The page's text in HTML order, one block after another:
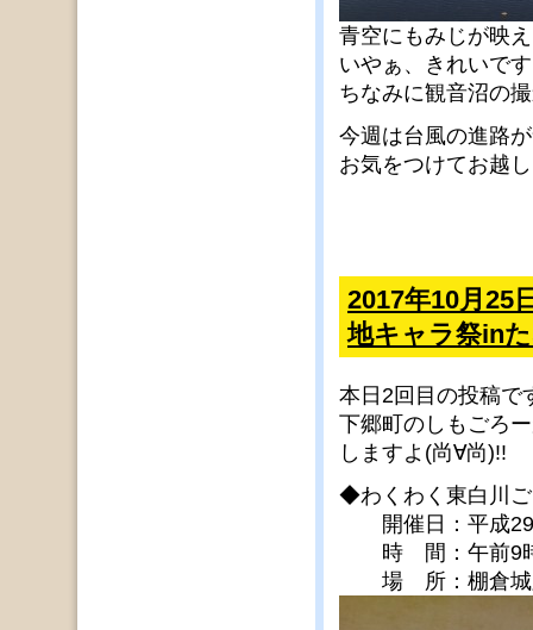
青空にもみじが映
いやぁ、きれいで
ちなみに観音沼の
今週は台風の進路
お気をつけてお越
2017年10月25
地キャラ祭in
本日2回目の投稿で
下郷町のしもごろ
しますよ(尚∀尚)!!
◆わくわく東白川
開催日：平成29
時 間：午前9時
場 所：棚倉城